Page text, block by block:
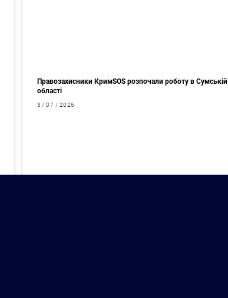
Правозахисники КримSOS розпочали роботу в Сумській
області
3 / 07 / 2026